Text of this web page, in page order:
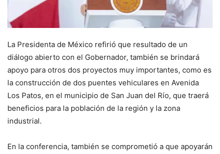
La Presidenta de México refirió que resultado de un
diálogo abierto con el Gobernador, también se brindará
apoyo para otros dos proyectos muy importantes, como es
la construcción de dos puentes vehiculares en Avenida
Los Patos, en el municipio de San Juan del Río, que traerá
beneficios para la población de la región y la zona
industrial.
En la conferencia, también se comprometió a que apoyarán